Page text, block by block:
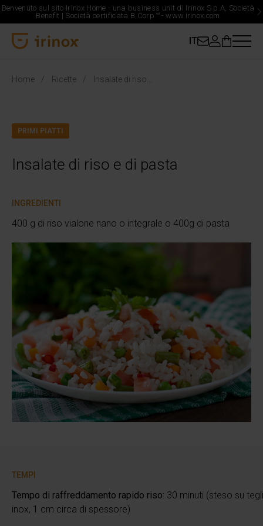
Benvenuto sul sito Irinox Home - una business unit di Irinox S.p.A, Società
Benefit | Società certificata B Corp ™-www.irinox.com
IT
Home Ricette
PRIMI PIATTI
Insalate di riso e di pasta
INGREDIENTI
400 g di riso vialone nano o integrale o 400g di pasta
TEMPI
Tempo di raffreddamento rapido riso: 30 minuti (steso su
inox, 1 cm circa di spessore)